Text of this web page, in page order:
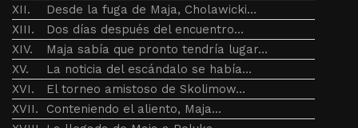
XII.
Desde la fuga de Maja, Cholawicki…
XIII.
Dos días después del encuentro…
XIV.
Maja sabía que pronto tendría lugar…
XV.
La noticia del escándalo se había…
XVI.
El torneo amistoso de Skolimow…
XVII.
Conteniendo el aliento, Maja…